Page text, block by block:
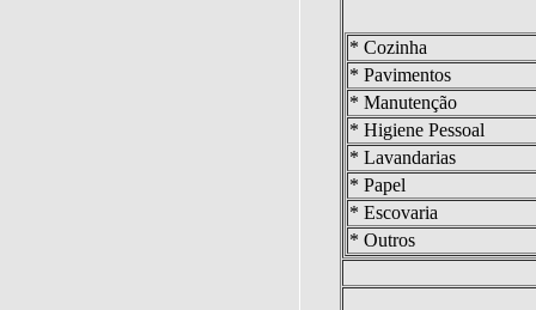
* Cozinha
* Pavimentos
* Manutenção
* Higiene Pessoal
* Lavandarias
* Papel
* Escovaria
* Outros